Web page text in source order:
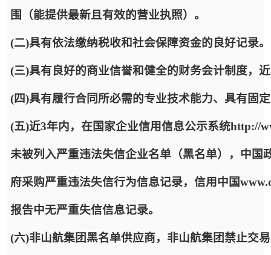
围（能提供最新且有效的营业执照）。
(二)具有依法缴纳税收和社会保障资金的良好记录。
(三)具有良好的商业信誉和健全的财务会计制度，
(四)具有履行合同所必需的专业技术能力、具有固
(五)近3年内，在国家企业信用信息公示系统http://
未被列入严重违法失信企业名单（黑名单），中国
府采购严重违法失信行为信息记录，信用中国
报告中无严重失信信息记录。
(六)非山航集团黑名单供应商，非山航集团禁止交